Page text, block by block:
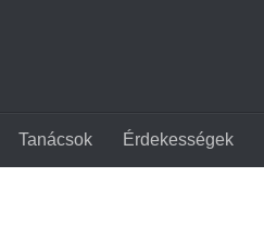
Tanácsok Érdekességek